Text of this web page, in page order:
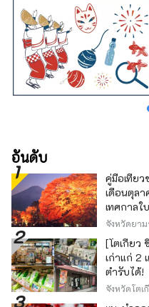
อันดับ
คู่มือเที่ยว
เดือนตุล
เทศกาลใ
จังหวัดยา
[โตเกียว
เก่าแก่ 2
ตำรับได้!
จังหวัดโตเ